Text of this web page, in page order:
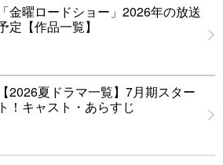
「金曜ロードショー」2026年の放送
定【作品一覧】
【2026夏ドラマ一覧】7月期スター
ト！キャスト・あらすじ